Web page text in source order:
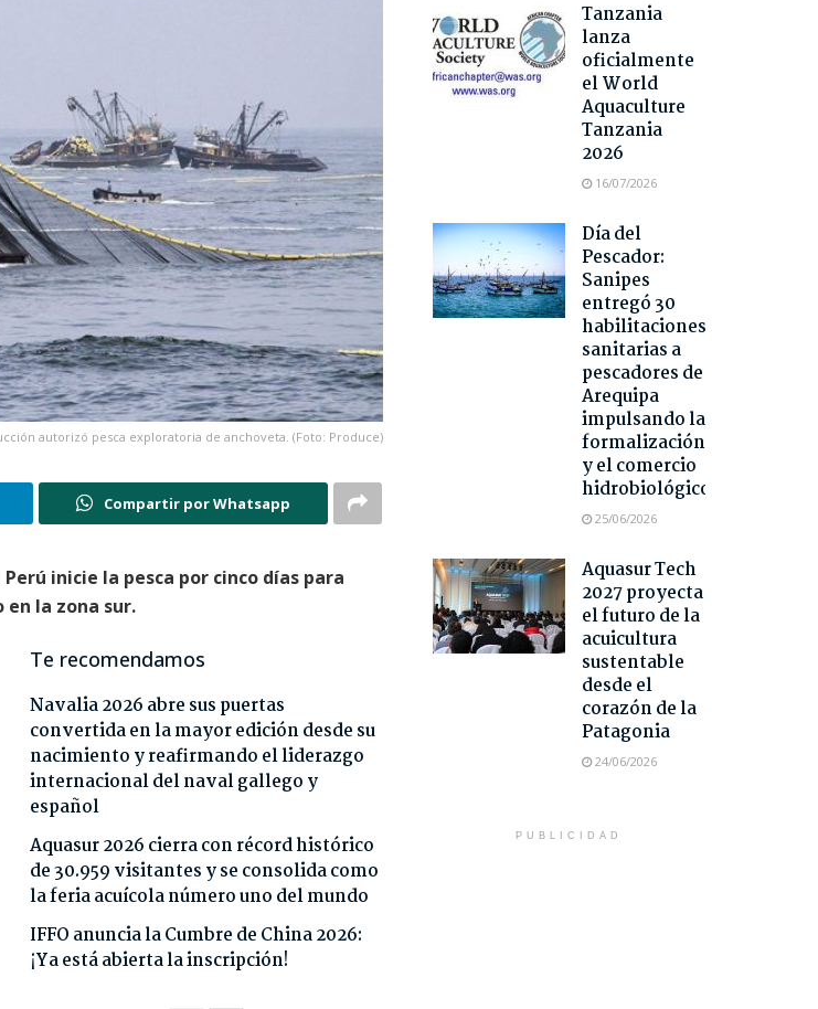
autorizó pesca exploratoria de anchoveta. (Foto: Produce)
Compartir por Whatsapp
inicie la pesca por cinco días para
la zona sur.
Te recomendamos
Navalia 2026 abre sus puertas
convertida en la mayor edición desde su
nacimiento y reafirmando el liderazgo
internacional del naval gallego y
español
Aquasur 2026 cierra con récord histórico
de 30.959 visitantes y se consolida como
la feria acuícola número uno del mundo
IFFO anuncia la Cumbre de China 2026:
¡Ya está abierta la inscripción!
Tanzania
lanza
oficialmente
el World
Aquaculture
Tanzania
2026
16/07/2026
Día del
Pescador:
Sanipes
entregó 30
habilitaciones
sanitarias a
pescadores de
Arequipa
impulsando la
formalización
y el comercio
hidrobiológico
25/06/2026
Aquasur Tech
2027 proyecta
el futuro de la
acuicultura
sustentable
desde el
corazón de la
Patagonia
24/06/2026
PUBLICIDAD